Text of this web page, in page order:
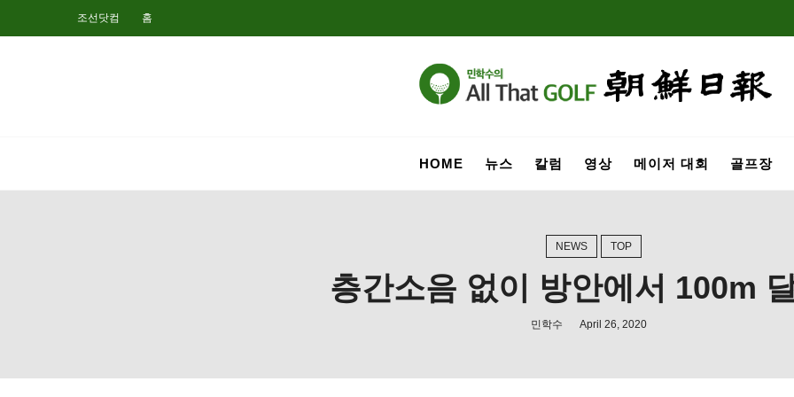
조선닷컴 홈
HOME 뉴스 칼럼 영상 메이저 대회 골프장
NEWS TOP
층간소음 없이 방안에서 100m
민학수 April 26, 2020